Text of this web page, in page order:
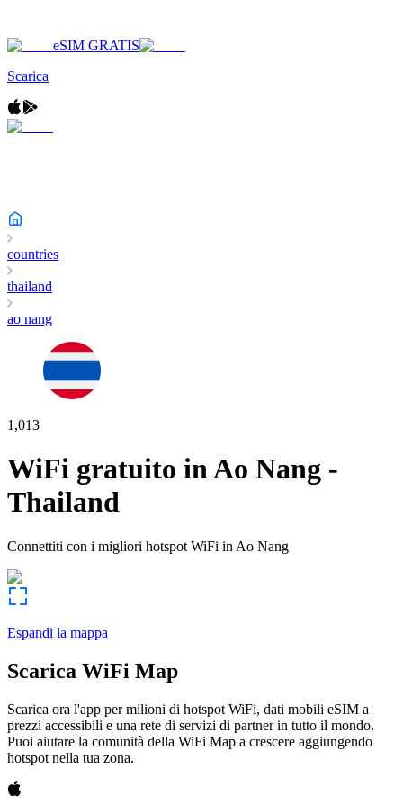
eSIM GRATIS
Scarica
countries
thailand
ao nang
1,013
WiFi gratuito inAo Nang -
Thailand
Connettiti con i migliori hotspot WiFi in Ao Nang
Espandi la mappa
Scarica WiFi Map
Scarica ora l'app per milioni di hotspot WiFi, dati mobili eSIM a
prezzi accessibili e una rete di servizi di partner in tutto il mondo.
Puoi aiutare la comunità della WiFi Map a crescere aggiungendo
hotspot nella tua zona.